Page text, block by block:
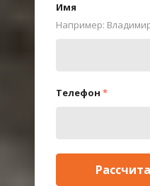
Имя
Например:
Телефон *